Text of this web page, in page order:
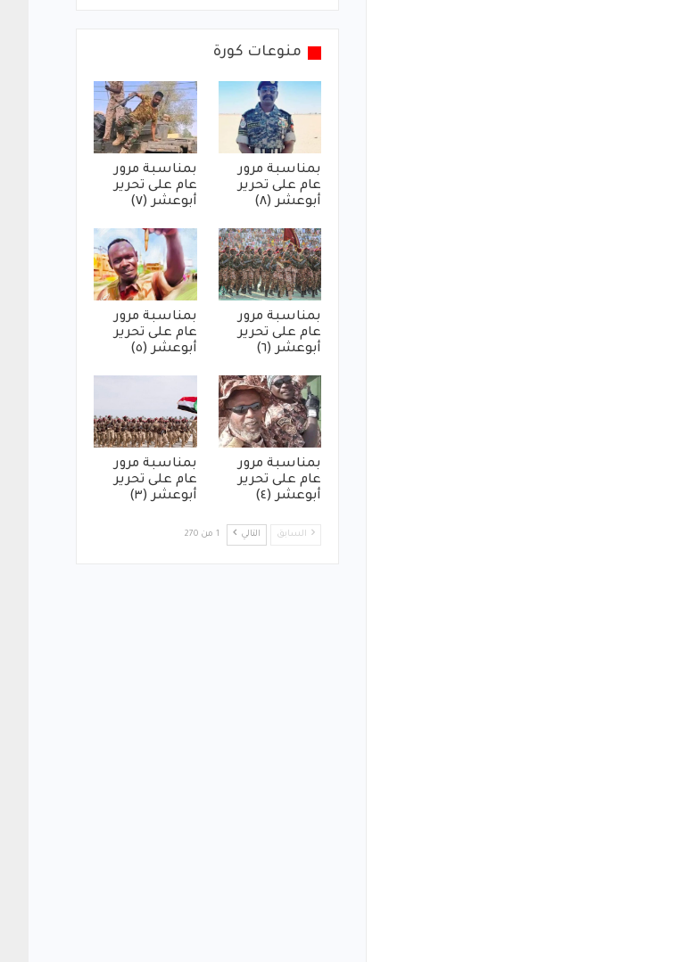
منوعات كورة
بمناسبة مرور
عام على تحرير
أبوعشر (٨)
بمناسبة مرور
عام على تحرير
أبوعشر (٧)
بمناسبة مرور
عام على تحرير
أبوعشر (٦)
بمناسبة مرور
عام على تحرير
أبوعشر (٥)
بمناسبة مرور
عام على تحرير
أبوعشر (٤)
بمناسبة مرور
عام على تحرير
أبوعشر (٣)
السابق التالي 1 من 270